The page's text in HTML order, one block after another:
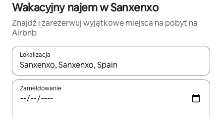
Wakacyjny najem w Sanxenxo
Znajdź i zarezerwuj wyjątkowe miejsca na pobyt na
Airbnb
Lokalizacja
Gdy wyniki będą dostępne, możesz poruszać się po nich za
Zameldowanie